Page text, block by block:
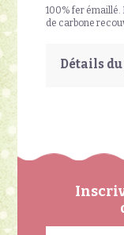
100% fer émaillé.
de carbone
Détails